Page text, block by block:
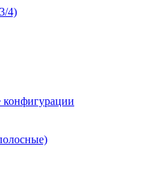
4)
конфигурации